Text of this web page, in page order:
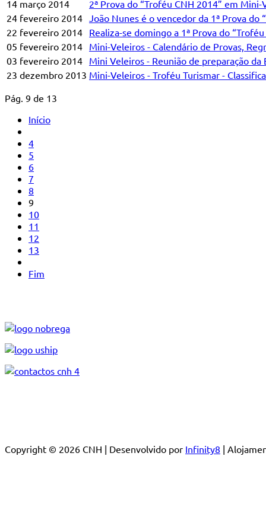
14 março 2014
2ª Prova do “Troféu CNH 2014” em
24 fevereiro 2014
João Nunes é o vencedor da 1ª Prova
22 fevereiro 2014 Realiza-se domingo a 1ª Prova do
05 fevereiro 2014 Mini-Veleiros - Calendário de Provas,
03 fevereiro 2014 Mini Veleiros - Reunião de preparação da
23 dezembro 2013 Mini-Veleiros - Troféu Turismar -
Pág. 9 de 13
Início
4
5
6
7
8
9
10
11
12
13
Fim
Copyright © 2026 CNH | Desenvolvido por Infinity8 |